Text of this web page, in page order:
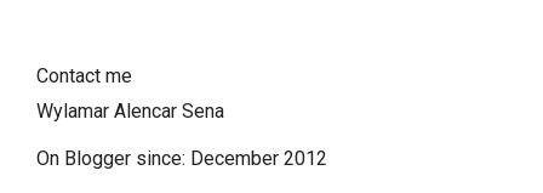
Contact me
Wylamar Alencar Sena
On Blogger since: December 2012